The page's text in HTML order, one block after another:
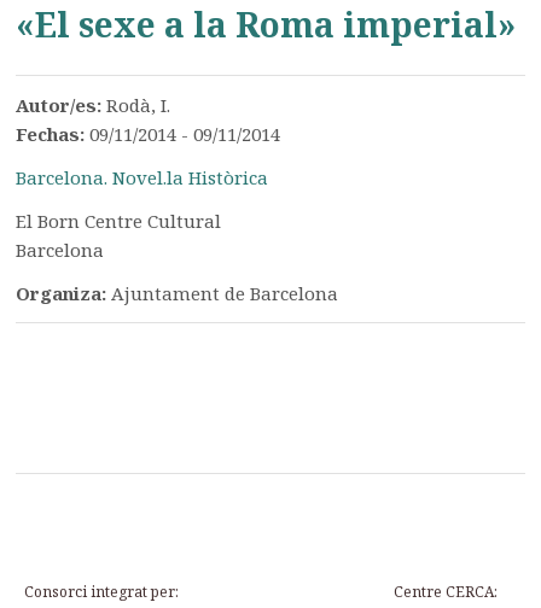
«El sexe a la Roma imperial»
Autor/es:Rodà, I.
Fechas:09/11/2014 - 09/11/2014
Barcelona. Novel.la Històrica
El Born Centre Cultural
Barcelona
Organiza:Ajuntament de Barcelona
Consorci integrat per: Centre CERCA: